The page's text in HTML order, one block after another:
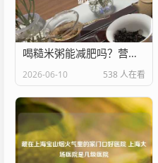
喝糙米粥能减肥吗？营养专家揭秘真相 附正确做法
2026-06-10 538 人在看